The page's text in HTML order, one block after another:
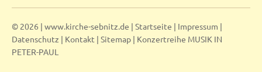
© 2026 | www.kirche-sebnitz.de | Startseite | Impressum |
Datenschutz | Kontakt | Sitemap | Konzertreihe MUSIK IN
PETER-PAUL